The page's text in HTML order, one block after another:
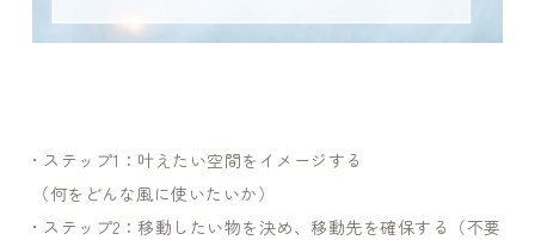
• ステップ1：叶えたい空間をイメージする
（何をどんな風に使いたいか）
• ステップ2：移動したい物を決め、移動先を確保する（不要